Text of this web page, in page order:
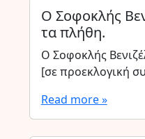
Ο Σοφοκλής
τα πλήθη.
Ο Σοφοκλής
[σε προεκλογική
Read more »